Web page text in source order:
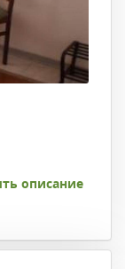
описание